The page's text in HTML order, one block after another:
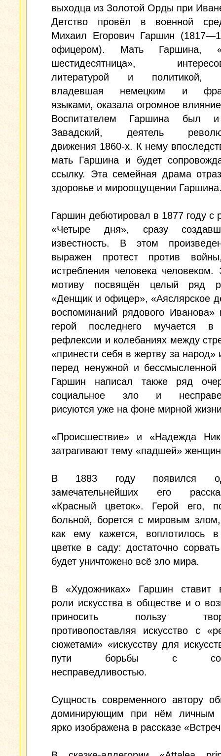
выходца из Золотой Орды при
Детство провёл в военной
Михаил Егорович Гаршин
офицером). Мать Гаршина,
шестидесятница»,
литературой и политикой,
владевшая немецким и
языками, оказала огромное
Воспитателем Гаршина
Завадский, деятель
движения 1860-х. К нему
мать Гаршина и будет
ссылку. Эта семейная драма
здоровье и мироощущении
Гаршин дебютировал в 1877 году с
«Четыре дня», сразу
известность. В этом
выражен протест против
истребления человека
мотиву посвящён целый ряд
«Денщик и офицер», «Аяслярское
воспоминаний рядового Иванова»
герой последнего мучается в
рефлексии и колебаниях между
«принести себя в жертву за народ»
перед ненужной и бессмысленной
Гаршин написал также ряд
социальное зло и
рисуются уже на фоне мирной
«Происшествие» и «Надежда
затрагивают тему «падшей»
В 1883 году появился
замечательнейших его
«Красный цветок». Герой его,
больной, борется с мировым
как ему кажется, воплотилось
цветке в саду: достаточно
будет уничтожено всё зло мира.
В «Художниках» Гаршин ставит
роли искусства в обществе и о
приносить пользу
противопоставляя искусство с
сюжетами» «искусству для
пути борьбы с
несправедливостью.
Сущность современного автору
доминирующим при нём личным
ярко изображена в рассказе